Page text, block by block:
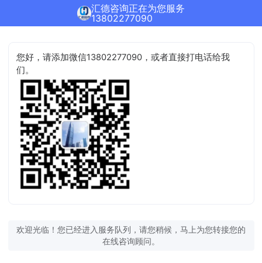
汇德咨询正在为您服务
13802277090
您好，请添加微信13802277090，或者直接打电话给我
们。
欢迎光临！您已经进入服务队列，请您稍候，马上为您转接您的
在线咨询顾问。